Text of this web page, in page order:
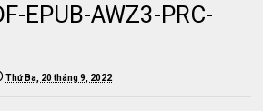
EPUB-AWZ3-PRC-
Thứ Ba, 20 tháng 9, 2022